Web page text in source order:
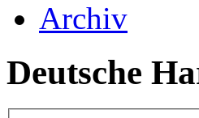
Archiv
Deutsche